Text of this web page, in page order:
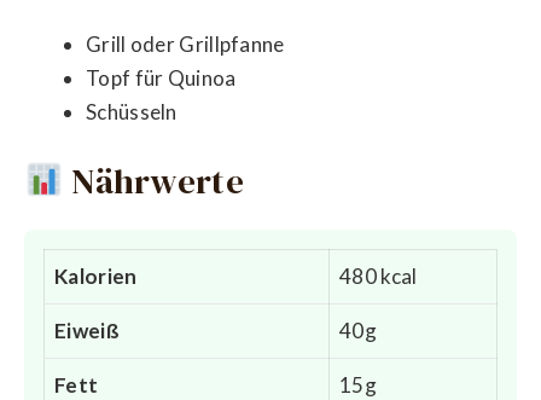
Grill oder Grillpfanne
Topf für Quinoa
Schüsseln
Nährwerte
Kalorien 480 kcal
Eiweiß 40g
Fett 15g